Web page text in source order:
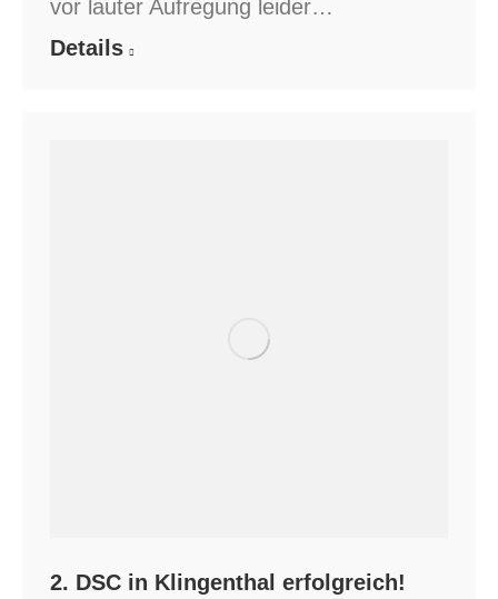
vor lauter Aufregung leider…
Details
2. DSC in Klingenthal erfolgreich!